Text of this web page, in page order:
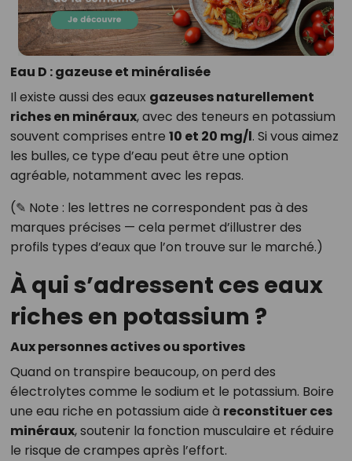
Eau D : gazeuse et minéralisée
Il existe aussi des eaux gazeuses naturellement
riches en minéraux, avec des teneurs en potassium
souvent comprises entre 10 et 20 mg/l. Si vous aimez
les bulles, ce type d’eau peut être une option
agréable, notamment avec les repas.
(✎ Note : les lettres ne correspondent pas à des
marques précises — cela permet d’illustrer des
profils types d’eaux que l’on trouve sur le marché.)
À qui s’adressent ces eaux
riches en potassium ?
Aux personnes actives ou sportives
Quand on transpire beaucoup, on perd des
électrolytes comme le sodium et le potassium. Boire
une eau riche en potassium aide à reconstituer ces
minéraux, soutenir la fonction musculaire et réduire
le risque de crampes après l’effort.